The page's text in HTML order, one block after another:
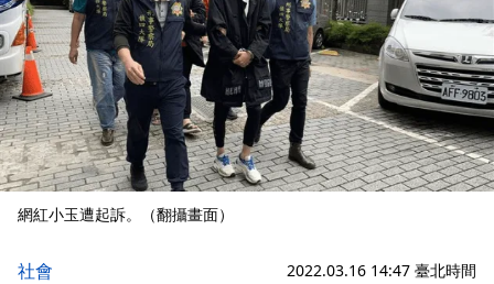
網紅小玉遭起訴。（翻攝畫面）
社會 2022.03.16 14:47 臺北時間